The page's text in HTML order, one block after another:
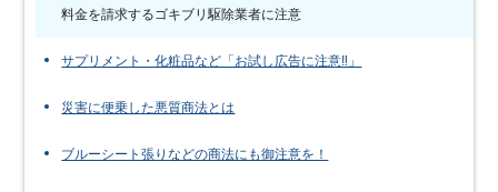
料金を請求するゴキブリ駆除業者に注意
サプリメント・化粧品など「お試し広告に注意‼」
災害に便乗した悪質商法とは
ブルーシート張りなどの商法にも御注意を！